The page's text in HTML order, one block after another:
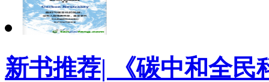
新书推荐| 《碳中和全民